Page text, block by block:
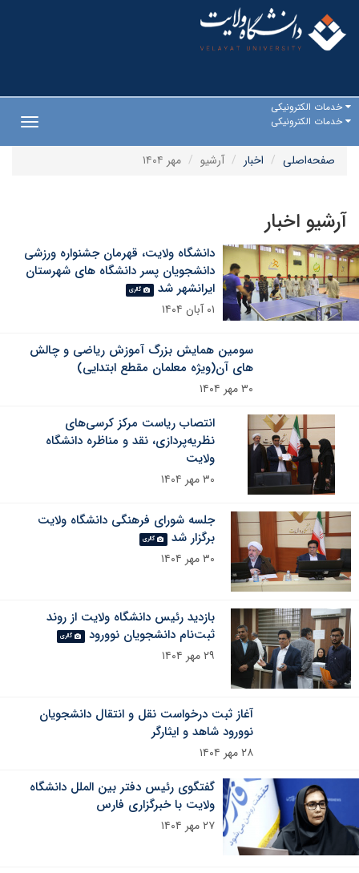
خدمات الکترونیکی
خدمات الکترونیکی
صفحه‌اصلی
اخبار آرشیو مهر ۱۴۰۴
آرشیو اخبار
دانشگاه ولایت، قهرمان جشنواره ورزشی
دانشجویان پسر دانشگاه های شهرستان
ایرانشهر شد
گالری
۰۱ آبان ۱۴۰۴
سومین همایش بزرگ آموزش ریاضی و چالش
های آن(ویژه معلمان مقطع ابتدایی)
۳۰ مهر ۱۴۰۴
انتصاب ریاست مرکز کرسی‌های
نظریه‌پردازی، نقد و مناظره دانشگاه
ولایت
۳۰ مهر ۱۴۰۴
جلسه شورای فرهنگی دانشگاه ولایت
برگزار شد
گالری
۳۰ مهر ۱۴۰۴
بازدید رئیس دانشگاه ولایت از روند
ثبت‌نام دانشجویان نوورود
گالری
۲۹ مهر ۱۴۰۴
آغاز ثبت درخواست نقل و انتقال دانشجویان
نوورود شاهد و ایثارگر
۲۸ مهر ۱۴۰۴
گفتگوی رئیس دفتر بین الملل دانشگاه
ولایت با خبرگزاری فارس
۲۷ مهر ۱۴۰۴